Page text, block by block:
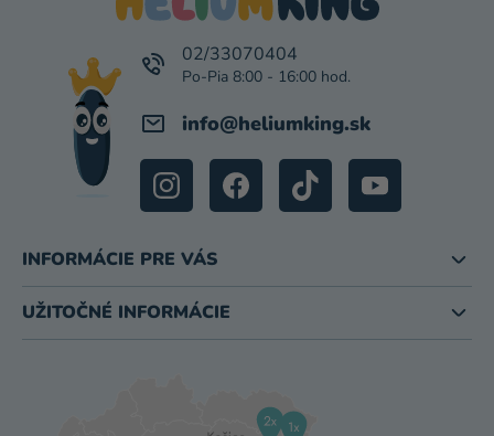
info@heliumking.sk
02/33070404
INFORMÁCIE PRE VÁS
UŽITOČNÉ INFORMÁCIE